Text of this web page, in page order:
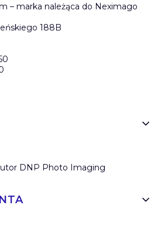
– marka należąca do Neximago
188B
DNP Photo Imaging